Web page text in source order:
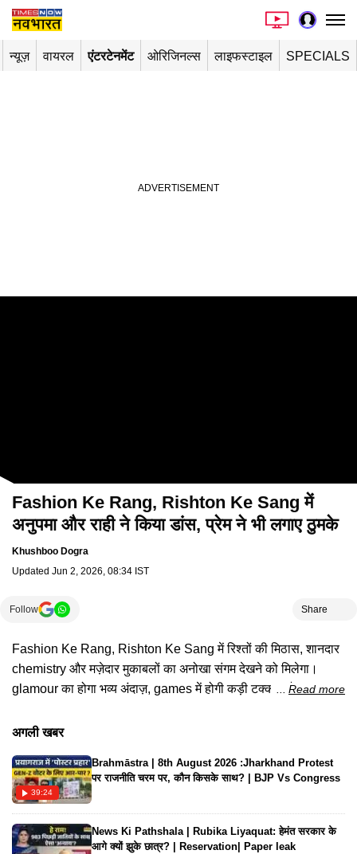
न्यूज़ वायरल एंटरटेनमेंट ओरिजिनल्स लाइफस्टाइल SPECIALS
Fashion Ke Rang, Rishton Ke Sang में
अनुपमा और राही ने किया डांस, प्रेम ने भी लगाए ठुमके
Khushboo Dogra
Updated Jun 2, 2026, 08:34 IST
Follow Share
Fashion Ke Rang, Rishton Ke Sang में रिश्तों की मिठास, शानदार
chemistry और मज़ेदार मुकाबलों का अनोखा संगम देखने को मिलेगा।
glamour का होगा भव्य अंदाज़, games में होगी कड़ी टक्कर और
आखिर Romance का King और Queen बनने का खिताब कौन अपने
Read more
अगली खबर
39:24
Brahmāstra | 8th August 2026 :Jharkhand Protest
पर राजनीति चरम पर, कौन किसके साथ? | BJP Vs Congress
News Ki Pathshala | Rubika Liyaquat: हेमंत सरकार के
आगे क्यों झुके छात्र? | Reservation| Paper leak